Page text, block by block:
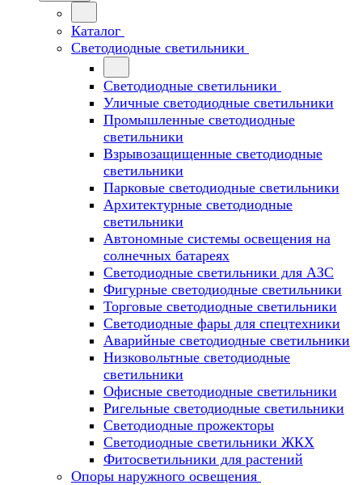
Каталог
Светодиодные светильники
Светодиодные светильники
Уличные светодиодные светильники
Промышленные светодиодные
светильники
Взрывозащищенные светодиодные
светильники
Парковые светодиодные светильники
Архитектурные светодиодные
светильники
Автономные системы освещения на
солнечных батареях
Светодиодные светильники для АЗС
Фигурные светодиодные светильники
Торговые светодиодные светильники
Cветодиодные фары для спецтехники
Аварийные светодиодные светильники
Низковольтные светодиодные
светильники
Офисные светодиодные светильники
Ригельные светодиодные светильники
Светодиодные прожекторы
Светодиодные светильники ЖКХ
Фитосветильники для растений
Опоры наружного освещения